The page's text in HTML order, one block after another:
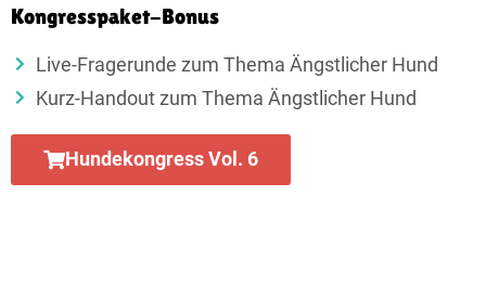
Kongresspaket-Bonus
Live-Fragerunde zum Thema Ängstlicher Hund
Kurz-Handout zum Thema Ängstlicher Hund
Hundekongress Vol. 6